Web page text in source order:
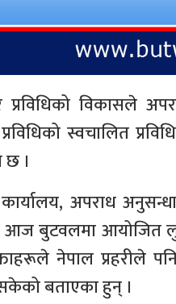
प्रविधिको विकासले
स्वचालित
छ ।
अपराध
बुटवलमा आयोजित
नेपाल प्रहरीले
बताएका हुन् ।